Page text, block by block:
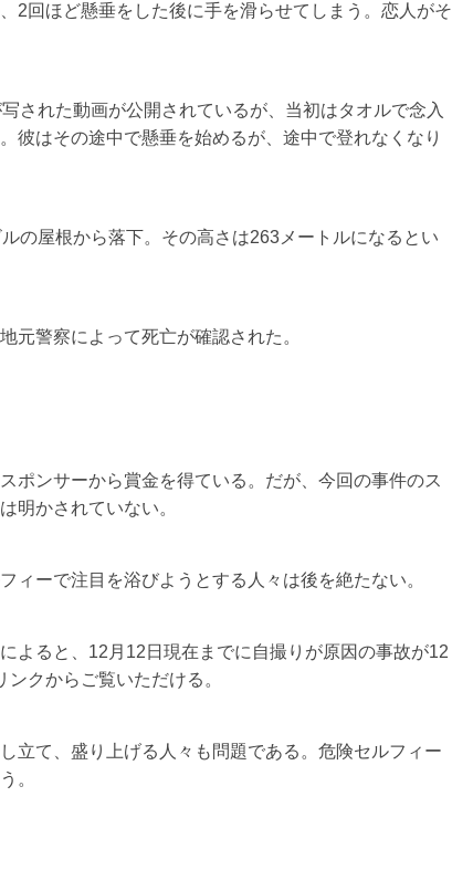
2回ほど懸垂をした後に手を滑らせてしまう。恋人がそ
された動画が公開されているが、当初はタオルで念入
彼はその途中で懸垂を始めるが、途中で登れなくなり
の屋根から落下。その高さは263メートルになるとい
元警察によって死亡が確認された。
ポンサーから賞金を得ている。だが、今回の事件のス
明かされていない。
ィーで注目を浴びようとする人々は後を絶たない。
よると、12月12日現在までに自撮りが原因の事故が12
クからご覧いただける。
立て、盛り上げる人々も問題である。危険セルフィー
。